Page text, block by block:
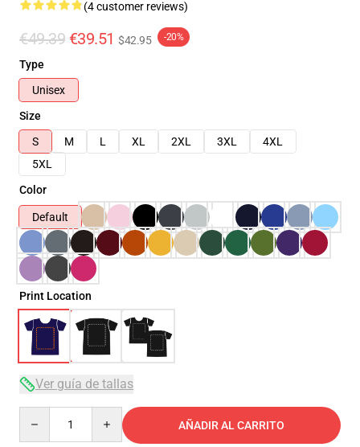
(4 customer reviews)
€49.39 €39.51 $42.95 -20%
Type
Unisex
Size
S
M L XL 2XL 3XL
4XL
5XL
Color
Default
Print Location
Ver guía de tallas
AÑADIR AL CARRITO